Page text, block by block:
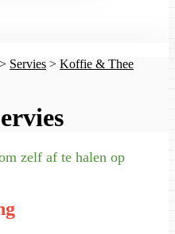
> Servies > Koffie & Thee
zelf af te halen op